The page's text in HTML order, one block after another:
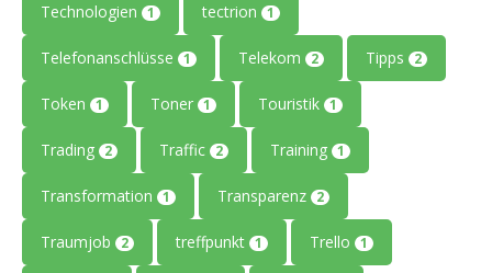
Technologien 1 tectrion 1
Telefonanschlüsse 1 Telekom 2 Tipps 2
Token 1 Toner 1 Touristik 1
Trading 2 Traffic 2 Training 1
Transformation 1 Transparenz 2
Traumjob 2 treffpunkt 1 Trello 1